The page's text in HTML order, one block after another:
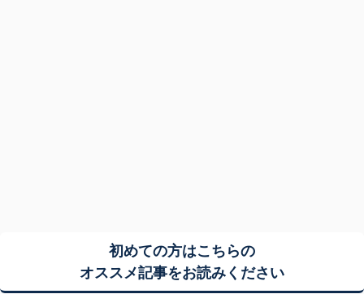
初めての方はこちらの
オススメ記事をお読みください